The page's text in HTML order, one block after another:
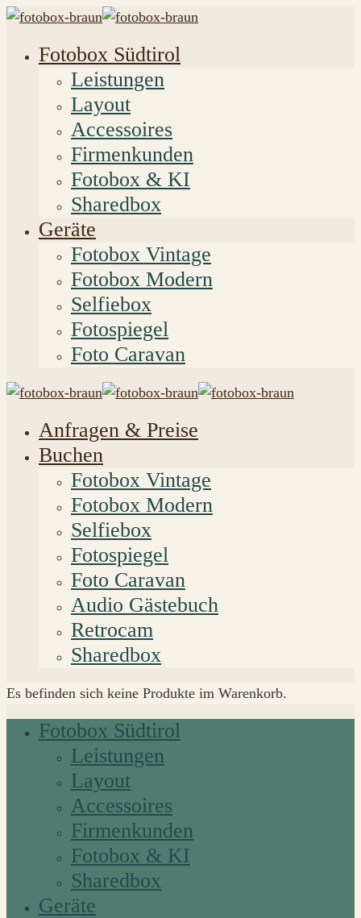
Fotobox Südtirol
Leistungen
Layout
Accessoires
Firmenkunden
Fotobox & KI
Sharedbox
Geräte
Fotobox Vintage
Fotobox Modern
Selfiebox
Fotospiegel
Foto Caravan
Anfragen & Preise
Buchen
Fotobox Vintage
Fotobox Modern
Selfiebox
Fotospiegel
Foto Caravan
Audio Gästebuch
Retrocam
Sharedbox
Es befinden sich keine Produkte im Warenkorb.
Fotobox Südtirol
Leistungen
Layout
Accessoires
Firmenkunden
Fotobox & KI
Sharedbox
Geräte